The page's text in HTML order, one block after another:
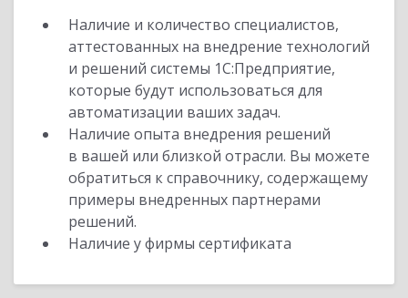
Наличие и количество специалистов,
аттестованных на внедрение технологий
и решений системы 1С:Предприятие,
которые будут использоваться для
автоматизации ваших задач.
Наличие опыта внедрения решений
в вашей или близкой отрасли. Вы можете
обратиться к справочнику, содержащему
примеры внедренных партнерами
решений.
Наличие у фирмы сертификата